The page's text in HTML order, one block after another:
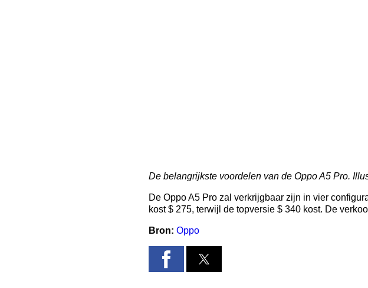
De belangrijkste voordelen van de Oppo A5 Pro.
De Oppo A5 Pro zal verkrijgbaar zijn in vier
kost $ 275, terwijl de topversie $ 340 kost. De
Bron: Oppo